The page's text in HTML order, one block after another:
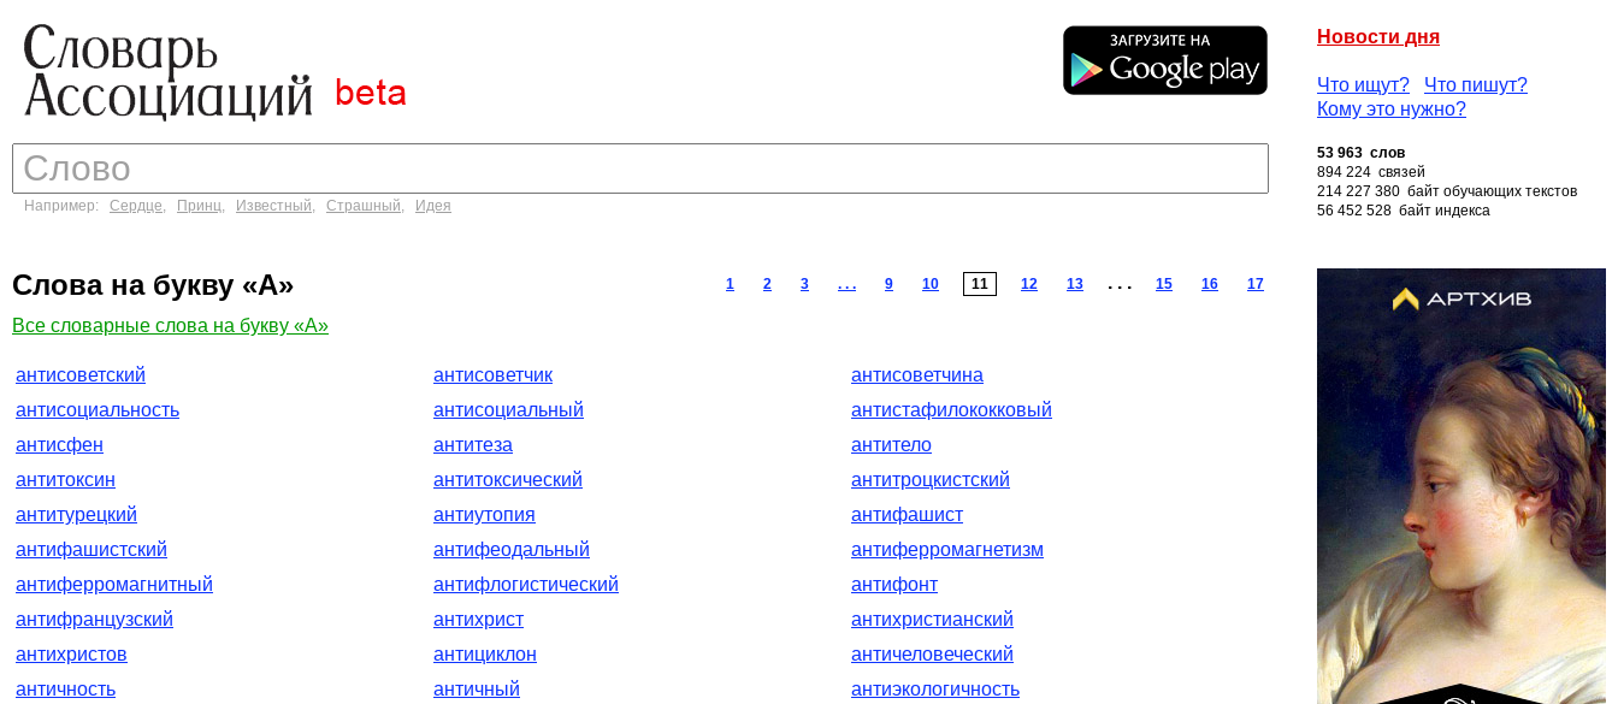
Новости дня
Что ищут?
Что пишут?
Кому это нужно?
Например: Сердце, Принц, Известный, Страшный, Идея
53 963 слов
894 224 связей
214 227 380 байт обучающих текстов
56 452 528 байт индекса
Слова на букву «А» 1 2 3 . . . 9 10 11 12 13 . . . 15 16 17
Все словарные слова на букву «А»
антисоветский антисоветчик
антисоветчина
антисоциальность
антисоциальный
антистафилококковый
антисфен
антитеза
антитело
антитоксин
антитоксический
антитроцкистский
антитурецкий
антиутопия
антифашист
антифашистский
антифеодальный
антиферромагнетизм
антиферромагнитный
антифлогистический
антифонт
антифранцузский
антихрист
антихристианский
антихристов
антициклон
античеловеческий
античность
античный
антиэкологичность